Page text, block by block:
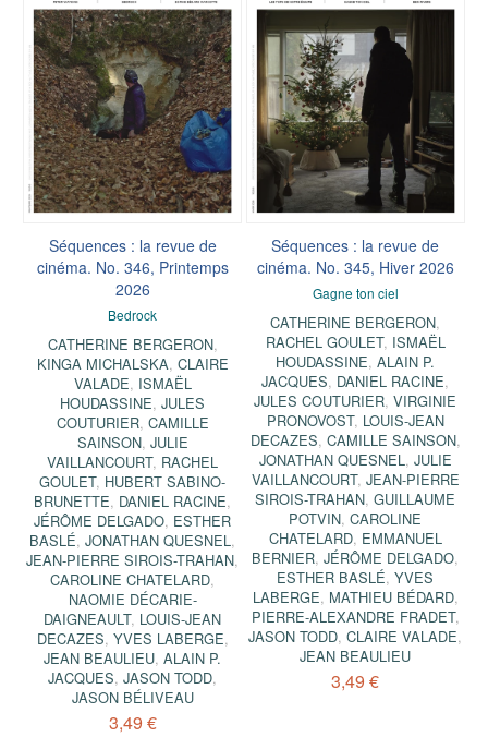
Séquences : la revue de
cinéma. No. 346, Printemps
2026
Bedrock
CATHERINE BERGERON,
KINGA MICHALSKA, CLAIRE
VALADE, ISMAËL
HOUDASSINE,JULES
COUTURIER, CAMILLE
SAINSON, JULIE
VAILLANCOURT, RACHEL
GOULET, HUBERT SABINO-
BRUNETTE, DANIEL RACINE,
JÉRÔME DELGADO, ESTHER
BASLÉ,JONATHAN QUESNEL,
JEAN-PIERRE SIROIS-TRAHAN,
CAROLINE CHATELARD,
NAOMIE DÉCARIE-
DAIGNEAULT, LOUIS-JEAN
DECAZES, YVES LABERGE,
JEAN BEAULIEU,ALAIN P.
JACQUES,JASON TODD,
JASON BÉLIVEAU
3,49 €
Séquences : la revue de
cinéma. No. 345, Hiver 2026
Gagne ton ciel
CATHERINE BERGERON,
RACHEL GOULET, ISMAËL
HOUDASSINE,ALAIN P.
JACQUES, DANIEL RACINE,
JULES COUTURIER,VIRGINIE
PRONOVOST, LOUIS-JEAN
DECAZES, CAMILLE SAINSON,
JONATHAN QUESNEL, JULIE
VAILLANCOURT, JEAN-PIERRE
SIROIS-TRAHAN,GUILLAUME
POTVIN,CAROLINE
CHATELARD, EMMANUEL
BERNIER,JÉRÔME DELGADO,
ESTHER BASLÉ,YVES
LABERGE, MATHIEU BÉDARD,
PIERRE-ALEXANDRE FRADET,
JASON TODD,CLAIRE VALADE,
JEAN BEAULIEU
3,49 €